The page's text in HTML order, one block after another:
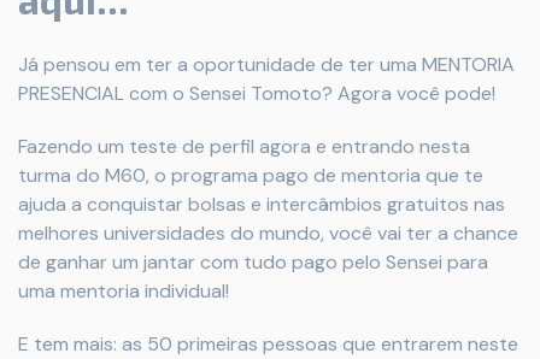
Já pensou em ter a oportunidade de ter uma MENTORIA
PRESENCIAL com o Sensei Tomoto? Agora você pode!
Fazendo um teste de perfil agora e entrando nesta
turma do M60, o programa pago de mentoria que te
ajuda a conquistar bolsas e intercâmbios gratuitos nas
melhores universidades do mundo, você vai ter a chance
de ganhar um jantar com tudo pago pelo Sensei para
uma mentoria individual!
E tem mais: as 50 primeiras pessoas que entrarem neste